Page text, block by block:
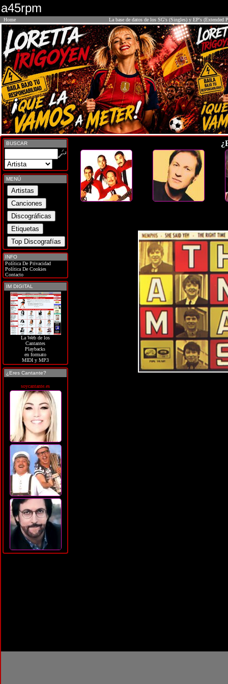
a45rpm
Home La base de datos de los SG's (Singles) y EP's (Extended
BUSCAR
MENÚ
INFO
Política De Privacidad
Política De Cookies
Contacto
IM DIGITAL
La Web de los
Cantantes
Playbacks
en formato
MIDI y MP3
¿Eres Cantante?
soycantante.es